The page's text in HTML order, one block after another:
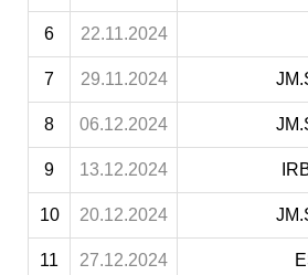
6 22.11.2024
7 29.11.2024
8 06.12.2024
9 13.12.2024
10 20.12.2024
11 27.12.2024